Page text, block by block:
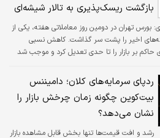
بازگشت ریسک‌پذیری به تالار شیشه‌ای
بورس تهران در دومین روز معاملاتی هفته، یکی از
اخیر را پشت سر گذاشت. کاهش نسبی
بر بازار را تا حدی تعدیل کرد و موجب شد
قابل‌توجه سرمایه‌گذاران حقیقی، غلبه
شدن بخش عمده نمادهای بورسی بود. هرچند
نماگر اصلی بازار ایفا کردند، اما رشد همزمان
ردپای سرمایه‌های کلان؛ دامیننس
بیت‌کوین چگونه زمان چرخش بازار را
نشان می‌دهد؟
رشد و افت قیمت‌ها تنها بخش قابل مشاهده بازار